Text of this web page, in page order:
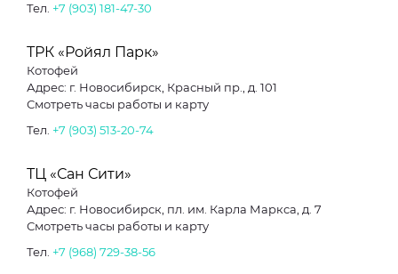
Тел. +7 (903) 181-47-30
ТРК «Ройял Парк»
Котофей
Адрес: г. Новосибирск, Красный пр., д. 101
Смотреть часы работы и карту
Тел. +7 (903) 513-20-74
ТЦ «Сан Сити»
Котофей
Адрес: г. Новосибирск, пл. им. Карла Маркса, д. 7
Смотреть часы работы и карту
Тел. +7 (968) 729-38-56